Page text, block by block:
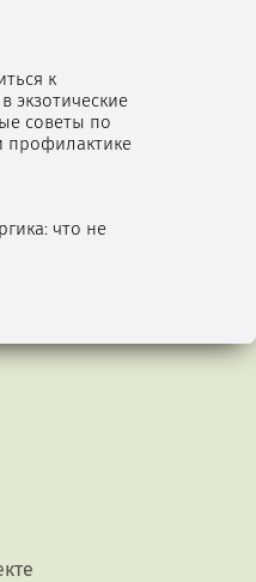
к
экзотические
советы по
профилактике
что не